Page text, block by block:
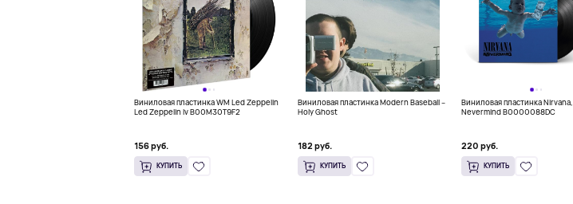
Виниловая пластинка WM Led Zeppelin
Led Zeppelin Iv B00M30T9F2
156 руб.
КУПИТЬ
Виниловая пластинка Modern Baseball –
Holy Ghost
182 руб.
КУПИТЬ
Виниловая пластинка Nirvana,
Nevermind B0000088DC
220 руб.
КУПИТЬ